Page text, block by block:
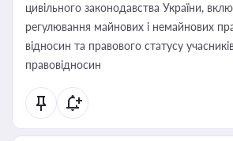
цивільного законодавства України,
регулювання майнових і немайнових
відносин та правового статусу
правовідносин